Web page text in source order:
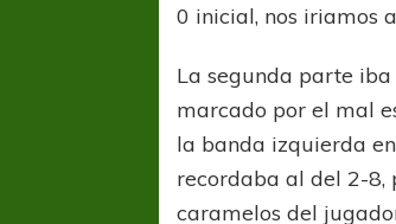
0 inicial, nos iriamos
La segunda parte
marcado por el mal
la banda izquierda
recordaba al del 2-8,
caramelos del